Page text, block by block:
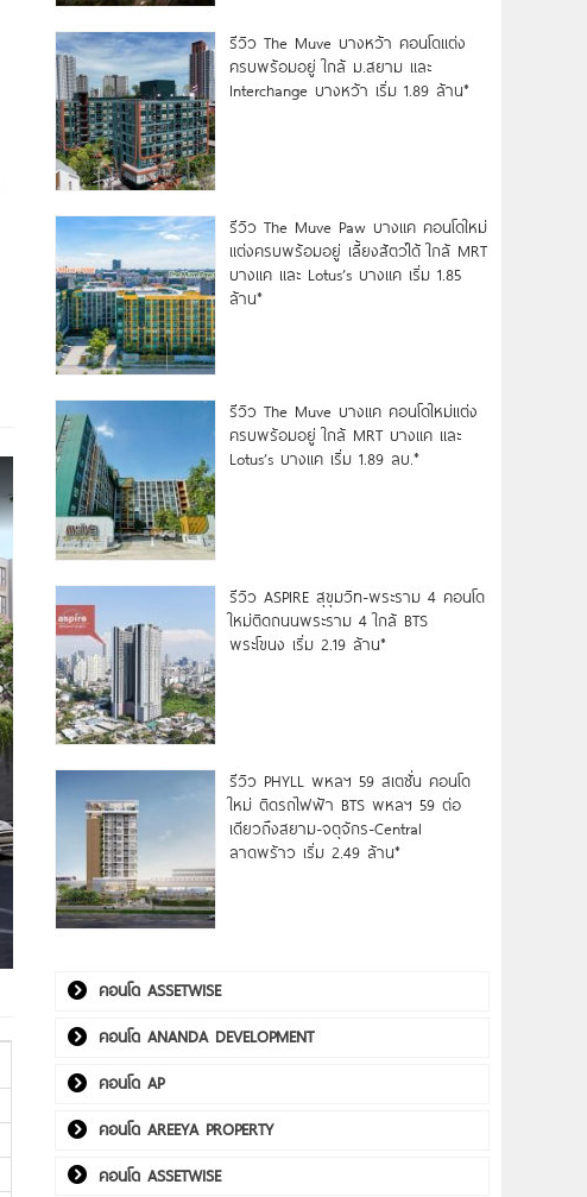
รีวิว The Muve บางหว้า คอนโดแต่ง
ครบพร้อมอยู่ ใกล้ ม.สยาม และ
Interchange บางหว้า เริ่ม 1.89 ล้าน*
รีวิว The Muve Paw บางแค คอนโดใหม่
แต่งครบพร้อมอยู่ เลี้ยงสัตว์ได้ ใกล้ MRT
บางแค และ Lotus’s บางแค เริ่ม 1.85
ล้าน*
รีวิว The Muve บางแค คอนโดใหม่แต่ง
ครบพร้อมอยู่ ใกล้ MRT บางแค และ
Lotus’s บางแค เริ่ม 1.89 ลบ.*
รีวิว ASPIRE สุขุมวิท-พระราม 4 คอนโด
ใหม่ติดถนนพระราม 4 ใกล้ BTS
พระโขนง เริ่ม 2.19 ล้าน*
รีวิว PHYLL พหลฯ 59 สเตชั่น คอนโด
ใหม่ ติดรถไฟฟ้า BTS พหลฯ 59 ต่อ
เดียวถึงสยาม-จตุจักร-Central
ลาดพร้าว เริ่ม 2.49 ล้าน*
คอนโด ASSETWISE
คอนโด ANANDA DEVELOPMENT
คอนโด AP
คอนโด AREEYA PROPERTY
คอนโด ASSETWISE